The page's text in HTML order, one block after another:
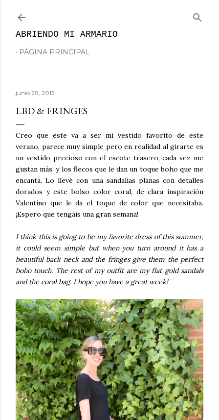
ABRIENDO MI ARMARIO
PÁGINA PRINCIPAL
junio 28, 2015
LBD & FRINGES
Creo que este va a ser mi vestido favorito de este
verano, parece muy simple pero en realidad al girarte es
un vestido precioso con el escote trasero, cada vez me
gustan más, y los flecos que le dan un toque boho que me
encanta. Lo llevé con una sandalias planas con detalles
dorados y este bolso color coral, de clara inspiración
Valentino que le da el toque de color que necesitaba.
¡Espero que tengáis una gran semana!
I think this is going to be my favorite dress of this summer,
it could seem simple but when you turn around it has a
beautiful back neck and the fringes give them the perfect
boho touch. The rest of my outfit are my flat gold sandals
and the coral bag. I hope you have a great week!